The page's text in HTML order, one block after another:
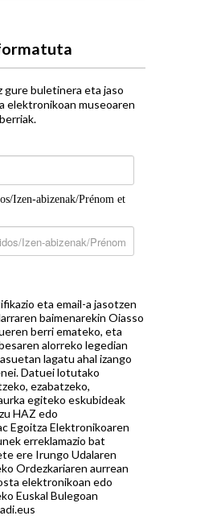
gure buletinera eta jaso
elektronikoan museoaren
Izen-abizenak/Prénom et
eta email-a jasotzen
baimenarekin Oiasso
berri emateko, eta
alorreko legedian
lagatu ahal izango
Datuei lotutako
ezabatzeko,
egiteko eskubideak
HAZ edo
Egoitza Elektronikoaren
erreklamazio bat
ere Irungo Udalaren
Ordezkariaren aurrean
elektronikoan edo
Euskal Bulegoan